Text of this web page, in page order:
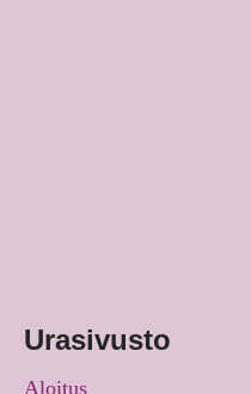
Urasivusto
Aloitus